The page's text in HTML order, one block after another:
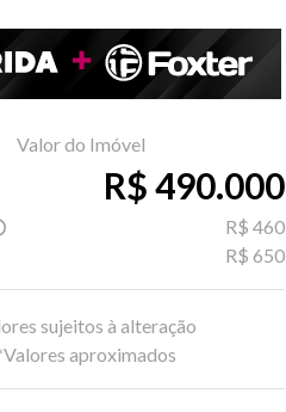
Valor do Imóvel
R$ 490.000
R$ 460
R$ 650
sujeitos à alteração
aproximados